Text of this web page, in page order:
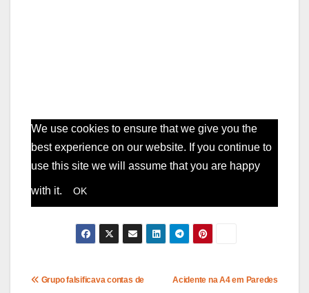
We use cookies to ensure that we give you the
best experience on our website. If you continue to
use this site we will assume that you are happy
with it. OK
Navegação
Acidente na A4 em Paredes
Grupo falsificava contas de